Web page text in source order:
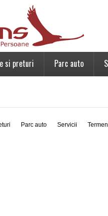
si preturi Parc auto
Parc auto Servicii